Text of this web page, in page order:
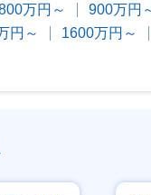
万円～
900万円
円～
1600万円～